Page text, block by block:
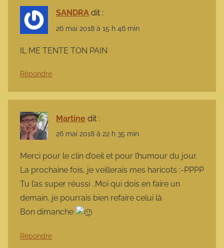
SANDRA dit :
26 mai 2018 à 15 h 46 min
IL ME TENTE TON PAIN
Répondre
Martine dit :
26 mai 2018 à 22 h 35 min
Merci pour le clin d’oeil et pour l’humour du jour.
La prochaine fois, je veillerais mes haricots :-PPPP
Tu l’as super réussi ..Moi qui dois en faire un
demain, je pourrais bien refaire celui là
Bon dimanche
Répondre